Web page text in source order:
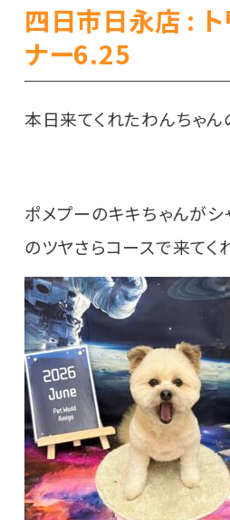
四日市日永店 : ト
ナー6.25
本日来てくれたわんちゃ
ポメプーのキキちゃんがシ
のツヤさらコースで来てく